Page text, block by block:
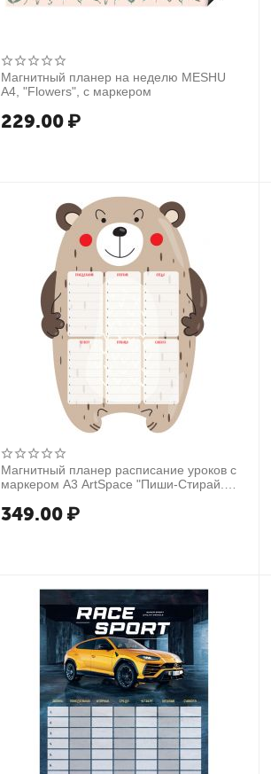
Магнитный планер на неделю MESHU
А4, "Flowers", с маркером
229.00 ₽
Магнитный планер расписание уроков с
маркером А3 ArtSpace "Пиши-Стирай.
349.00 ₽